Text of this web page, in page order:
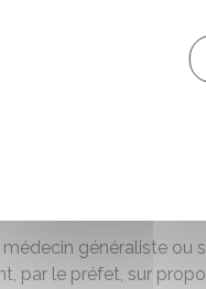
votre médecin
après
avis du
directement au
justifiant votre
par le conseil
dossier, le conseil
généraliste ou
par le préfet, sur